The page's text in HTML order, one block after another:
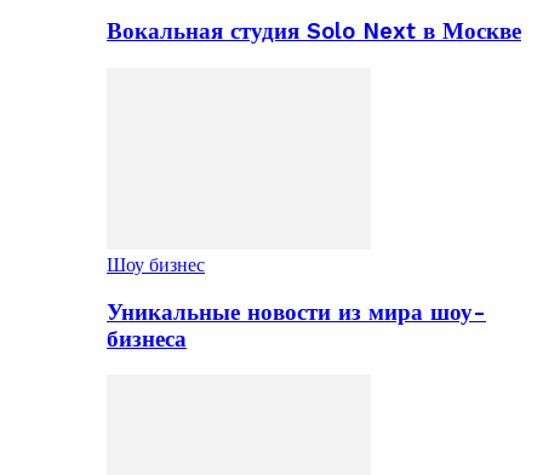
Вокальная студия Solo Next в Москве
Шоу бизнес
Уникальные новости из мира шоу-
бизнеса